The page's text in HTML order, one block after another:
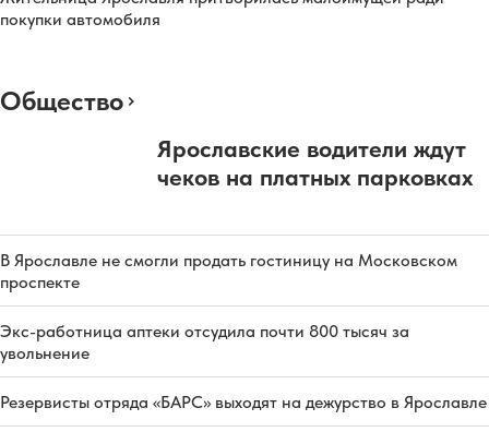
покупки автомобиля
Общество
Ярославские водители ждут
чеков на платных парковках
В Ярославле не смогли продать гостиницу на Московском
проспекте
Экс-работница аптеки отсудила почти 800 тысяч за
увольнение
Резервисты отряда «БАРС» выходят на дежурство в Ярославле